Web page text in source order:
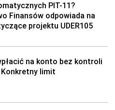
PIT-11?
Finansów odpowiada na
projektu UDER105
na konto bez kontroli
limit